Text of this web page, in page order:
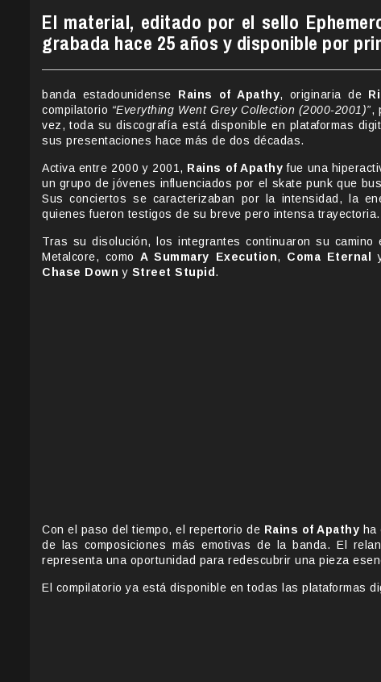
El material, editado por el sello
grabada hace 25 años y disponible por
banda estadounidense Rains of Apathy, originaria de
compilatorio “Everything Went Grey Collection (2000-2001)”,
vez, toda su discografía está disponible en plataformas
sus presentaciones hace más de dos décadas.
Activa entre 2000 y 2001, Rains of Apathy fue una
un grupo de jóvenes influenciados por el skate punk que
Sus conciertos se caracterizaban por la intensidad, la
quienes fueron testigos de su breve pero intensa trayectoria.
Tras su disolución, los integrantes continuaron su
Metalcore, comoA Summary Execution, Coma Eternal
Chase Down y Street Stupid .
Con el paso del tiempo, el repertorio de Rains of Apathy ha
de las composiciones más emotivas de la banda. El
representa una oportunidad para redescubrir una pieza
El compilatorio ya está disponible en todas las plataformas